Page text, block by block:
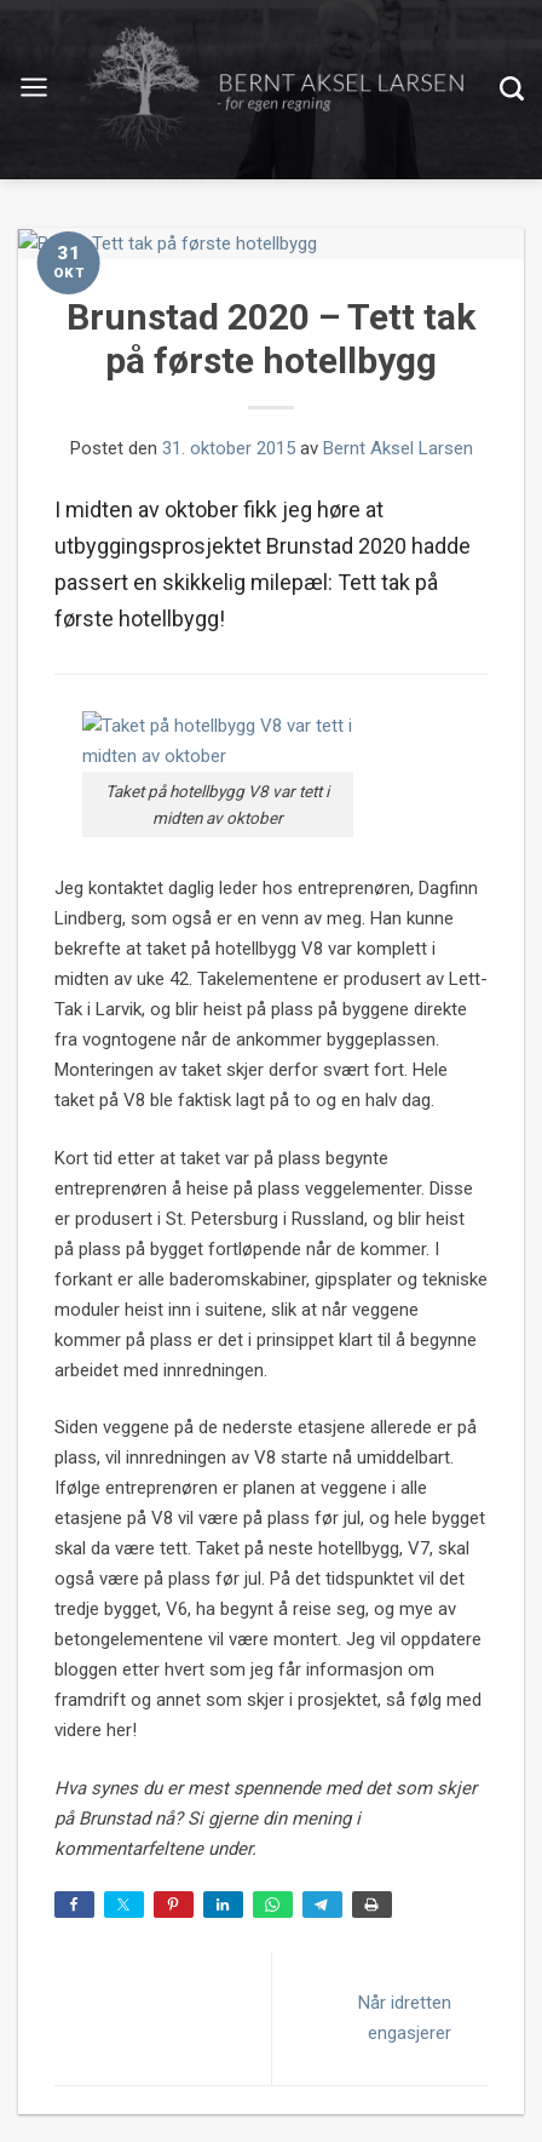
31
OKT
Brunstad 2020 – Tett tak
på første hotellbygg
Postet den 31. oktober 2015av Bernt Aksel Larsen
I midten av oktober fikk jeg høre at
utbyggingsprosjektet Brunstad 2020 hadde
passert en skikkelig milepæl: Tett tak på
første hotellbygg!
Taket på hotellbygg V8 var tett i
midten av oktober
Jeg kontaktet daglig leder hos entreprenøren, Dagfinn
Lindberg, som også er en venn av meg. Han kunne
bekrefte at taket på hotellbygg V8 var komplett i
midten av uke 42. Takelementene er produsert av Lett-
Tak i Larvik, og blir heist på plass på byggene direkte
fra vogntogene når de ankommer byggeplassen.
Monteringen av taket skjer derfor svært fort. Hele
taket på V8 ble faktisk lagt på to og en halv dag.
Kort tid etter at taket var på plass begynte
entreprenøren å heise på plass veggelementer. Disse
er produsert i St. Petersburg i Russland, og blir heist
på plass på bygget fortløpende når de kommer. I
forkant er alle baderomskabiner, gipsplater og tekniske
moduler heist inn i suitene, slik at når veggene
kommer på plass er det i prinsippet klart til å begynne
arbeidet med innredningen.
Siden veggene på de nederste etasjene allerede er på
plass, vil innredningen av V8 starte nå umiddelbart.
Ifølge entreprenøren er planen at veggene i alle
etasjene på V8 vil være på plass før jul, og hele bygget
skal da være tett. Taket på neste hotellbygg, V7, skal
også være på plass før jul. På det tidspunktet vil det
tredje bygget, V6, ha begynt å reise seg, og mye av
betongelementene vil være montert. Jeg vil oppdatere
bloggen etter hvert som jeg får informasjon om
framdrift og annet som skjer i prosjektet, så følg med
videre her!
Hva synes du er mest spennende med det som skjer
på Brunstad nå? Si gjerne din mening i
kommentarfeltene under.
Når idretten
engasjerer